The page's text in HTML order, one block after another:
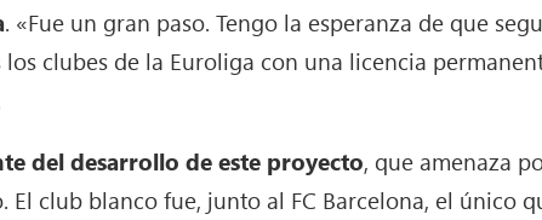
. «Fue un gran paso. Tengo la esperanza de que
clubes de la Euroliga con una licencia
del desarrollo de este proyecto, que amenaza
El club blanco fue, junto al FC Barcelona, el único